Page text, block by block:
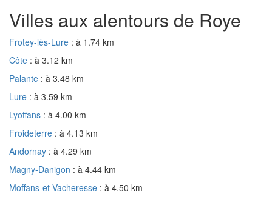
Villes aux alentours de Roye
Frotey-lès-Lure : à 1.74 km
Côte : à 3.12 km
Palante : à 3.48 km
Lure : à 3.59 km
Lyoffans : à 4.00 km
Froideterre : à 4.13 km
Andornay : à 4.29 km
Magny-Danigon : à 4.44 km
Moffans-et-Vacheresse : à 4.50 km